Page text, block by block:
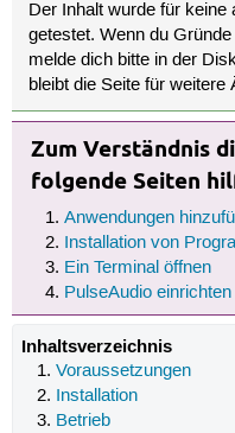
Der Inhalt wurde für
getestet. Wenn du
melde dich bitte in der
bleibt die Seite für weitere
Zum Verständnis
folgende Seiten
Anwendungen
Installation von
Ein Terminal öffnen
PulseAudio einrichten
Inhaltsverzeichnis
Voraussetzungen
Installation
Betrieb